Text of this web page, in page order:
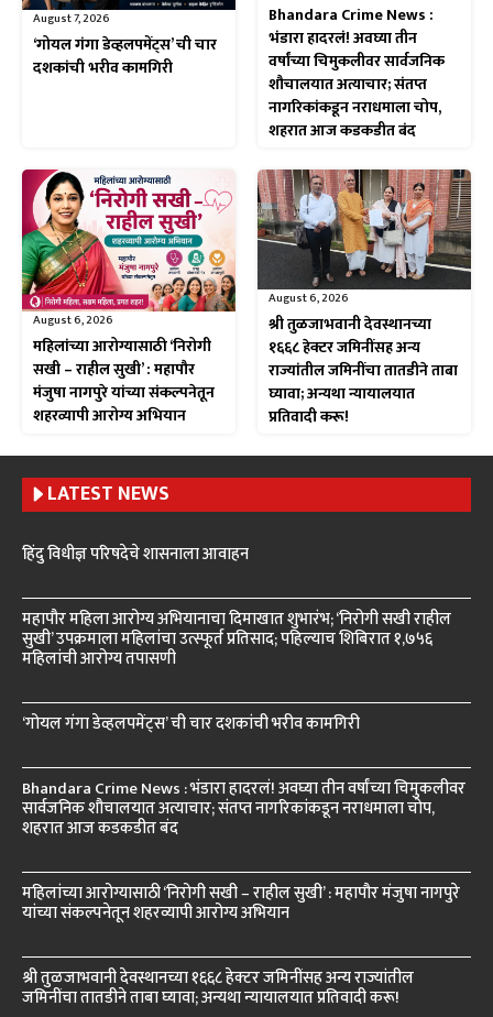
August 7, 2026
‘गोयल गंगा डेव्हलपमेंट्स’ ची चार
दशकांची भरीव कामगिरी
Bhandara Crime News :
भंडारा हादरलं! अवघ्या तीन
वर्षांच्या चिमुकलीवर सार्वजनिक
शौचालयात अत्याचार; संतप्त
नागरिकांकडून नराधमाला चोप,
शहरात आज कडकडीत बंद
August 6, 2026
महिलांच्या आरोग्यासाठी ‘निरोगी
सखी – राहील सुखी’ : महापौर
मंजुषा नागपुरे यांच्या संकल्पनेतून
शहरव्यापी आरोग्य अभियान
August 6, 2026
श्री तुळजाभवानी देवस्थानच्या
१६६८ हेक्टर जमिनींसह अन्य
राज्यांतील जमिनींचा तातडीने ताबा
घ्यावा; अन्यथा न्यायालयात
प्रतिवादी करू!
LATEST NEWS
हिंदु विधीज्ञ परिषदेचे शासनाला आवाहन
महापौर महिला आरोग्य अभियानाचा दिमाखात शुभारंभ; ‘निरोगी सखी राहील
सुखी’ उपक्रमाला महिलांचा उत्स्फूर्त प्रतिसाद; पहिल्याच शिबिरात १,७५६
महिलांची आरोग्य तपासणी
‘गोयल गंगा डेव्हलपमेंट्स’ ची चार दशकांची भरीव कामगिरी
Bhandara Crime News : भंडारा हादरलं! अवघ्या तीन वर्षांच्या चिमुकलीवर
सार्वजनिक शौचालयात अत्याचार; संतप्त नागरिकांकडून नराधमाला चोप,
शहरात आज कडकडीत बंद
महिलांच्या आरोग्यासाठी ‘निरोगी सखी – राहील सुखी’ : महापौर मंजुषा नागपुरे
यांच्या संकल्पनेतून शहरव्यापी आरोग्य अभियान
श्री तुळजाभवानी देवस्थानच्या १६६८ हेक्टर जमिनींसह अन्य राज्यांतील
जमिनींचा तातडीने ताबा घ्यावा; अन्यथा न्यायालयात प्रतिवादी करू!